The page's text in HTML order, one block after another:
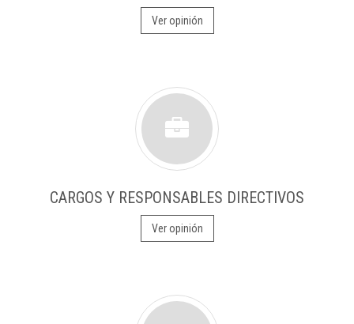
Ver opinión
CARGOS Y RESPONSABLES DIRECTIVOS
Ver opinión